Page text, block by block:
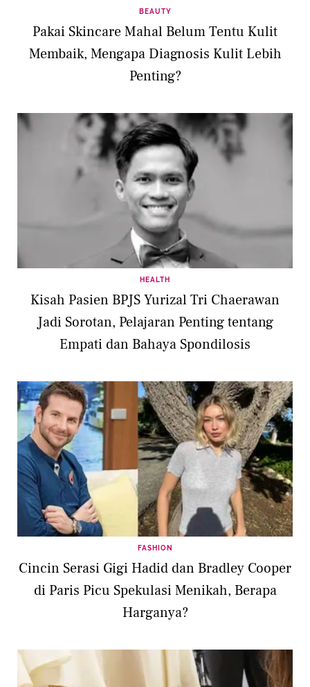
BEAUTY
Pakai Skincare Mahal Belum Tentu Kulit
Membaik, Mengapa Diagnosis Kulit Lebih
Penting?
HEALTH
Kisah Pasien BPJS Yurizal Tri Chaerawan
Jadi Sorotan, Pelajaran Penting tentang
Empati dan Bahaya Spondilosis
FASHION
Cincin Serasi Gigi Hadid dan Bradley Cooper
di Paris Picu Spekulasi Menikah, Berapa
Harganya?